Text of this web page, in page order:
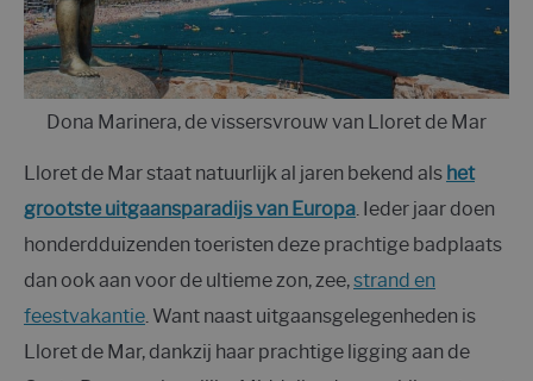
Dona Marinera, de vissersvrouw van Lloret de Mar
Lloret de Mar staat natuurlijk al jaren bekend als het
grootste uitgaansparadijs van Europa. Ieder jaar doen
honderdduizenden toeristen deze prachtige badplaats
dan ook aan voor de ultieme zon, zee,strand en
feestvakantie. Want naast uitgaansgelegenheden is
Lloret de Mar, dankzij haar prachtige ligging aan de